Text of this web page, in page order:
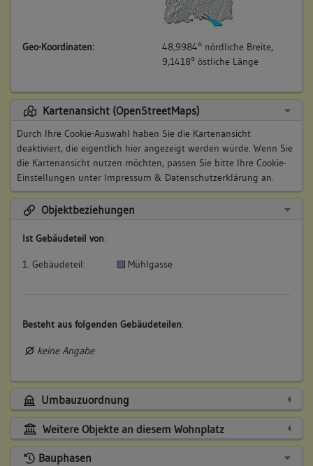
Geo-Koordinaten:
48,9984° nördliche Breite,
9,1418° östliche Länge
Kartenansicht (OpenStreetMaps)
Durch Ihre Cookie-Auswahl haben Sie die Kartenansicht
deaktiviert, die eigentlich hier angezeigt werden würde. Wenn Sie
die Kartenansicht nutzen möchten, passen Sie bitte Ihre Cookie-
Einstellungen unter Impressum & Datenschutzerklärung an.
Objektbeziehungen
Ist Gebäudeteil von:
1. Gebäudeteil: Mühlgasse
Besteht aus folgenden Gebäudeteilen:
keine Angabe
Umbauzuordnung
Weitere Objekte an diesem Wohnplatz
Bauphasen